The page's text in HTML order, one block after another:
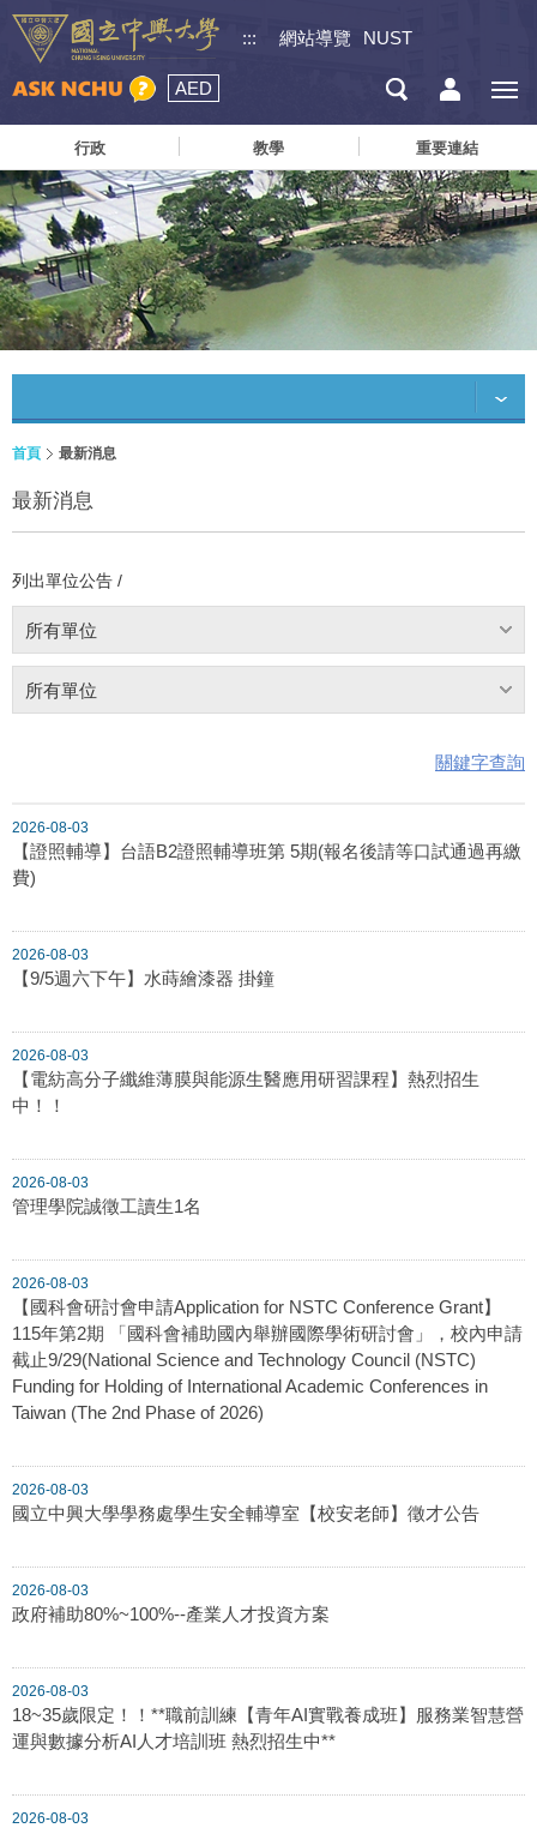
::: 網站導覽 NUST
AED
行政 教學 重要連結
首頁 最新消息
最新消息
列出單位公告 /
所有單位
所有單位
關鍵字查詢
2026-08-03
【證照輔導】台語B2證照輔導班第 5期(報名後請等口試通過再繳
費)
2026-08-03
【9/5週六下午】水蒔繪漆器 掛鐘
2026-08-03
【電紡高分子纖維薄膜與能源生醫應用研習課程】熱烈招生
中！！
2026-08-03
管理學院誠徵工讀生1名
2026-08-03
【國科會研討會申請Application for NSTC Conference Grant】
115年第2期 「國科會補助國內舉辦國際學術研討會」，校內申請
截止9/29(National Science and Technology Council (NSTC)
Funding for Holding of International Academic Conferences in
Taiwan (The 2nd Phase of 2026)
2026-08-03
國立中興大學學務處學生安全輔導室【校安老師】徵才公告
2026-08-03
政府補助80%~100%--產業人才投資方案
2026-08-03
18~35歲限定！！**職前訓練【青年AI實戰養成班】服務業智慧營
運與數據分析AI人才培訓班 熱烈招生中**
2026-08-03